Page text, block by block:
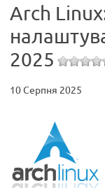
Arch
2025
10 Серпня 2025